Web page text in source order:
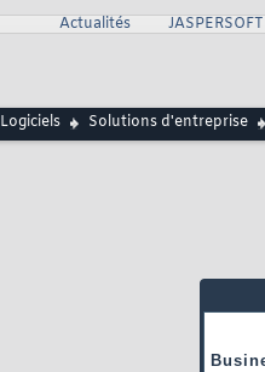
Actualités JASPERSOFT
Logiciels Solutions d'entreprise